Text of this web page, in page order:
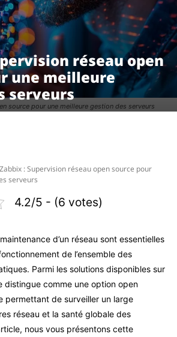
source pour une meilleure gestion des serveurs
réseau open
une meilleure
serveurs
Zabbix : Supervision réseau open source pour
serveurs
4.2/5 - (6 votes)
d’un réseau sont essentielles
de l’ensemble des
Parmi les solutions disponibles sur
distingue comme une option open
permettant de surveiller un large
réseau et la santé globale des
nous vous présentons cette